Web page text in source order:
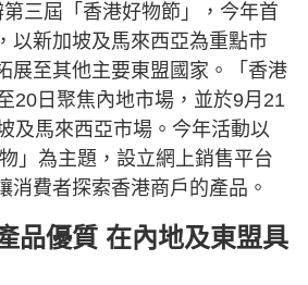
三屆「香港好物節」，今年首
以新加坡及馬來西亞為重點市
展至其他主要東盟國家。「香港
20日聚焦內地市場，並於9月21
及馬來西亞市場。今年活動以
」為主題，設立網上銷售平台
消費者探索香港商戶的產品。
品優質 在內地及東盟具